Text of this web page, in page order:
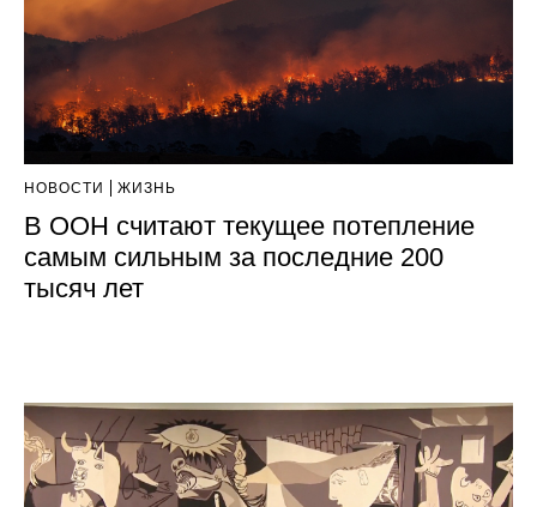
НОВОСТИ ЖИЗНЬ
В ООН считают текущее потепление
самым сильным за последние 200
тысяч лет